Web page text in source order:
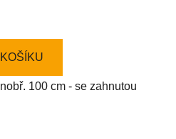
100 cm - se zahnutou